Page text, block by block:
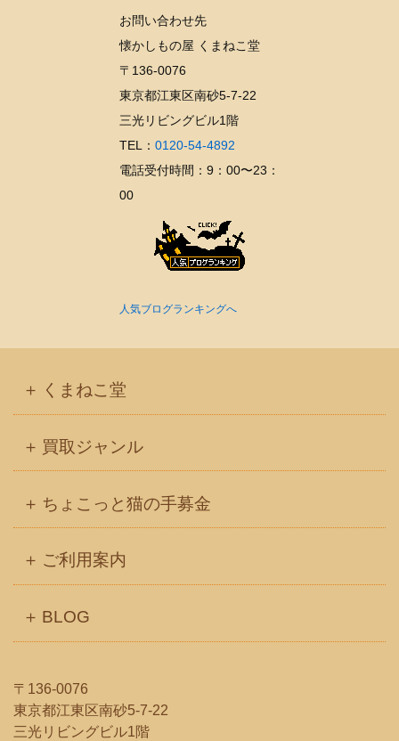
お問い合わせ先
懐かしもの屋 くまねこ堂
〒136-0076
東京都江東区南砂5-7-22
三光リビングビル1階
TEL： 0120-54-4892
電話受付時間：9：00〜23：
00
人気ブログランキングへ
くまねこ堂
買取ジャンル
ちょこっと猫の手募金
ご利用案内
BLOG
〒136-0076
東京都江東区南砂5-7-22
三光リビングビル1階